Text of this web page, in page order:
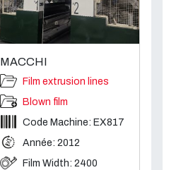
MACCHI
Film extrusion lines
Blown film
Code Machine: EX817
Année: 2012
Film Width: 2400